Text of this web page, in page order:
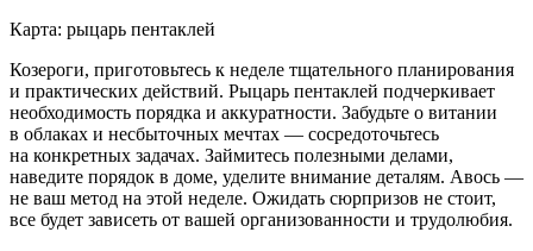
Карта: рыцарь пентаклей
Козероги, приготовьтесь к неделе тщательного планирования
и практических действий. Рыцарь пентаклей подчеркивает
необходимость порядка и аккуратности. Забудьте о витании
в облаках и несбыточных мечтах — сосредоточьтесь
на конкретных задачах. Займитесь полезными делами,
наведите порядок в доме, уделите внимание деталям. Авось —
не ваш метод на этой неделе. Ожидать сюрпризов не стоит,
все будет зависеть от вашей организованности и трудолюбия.